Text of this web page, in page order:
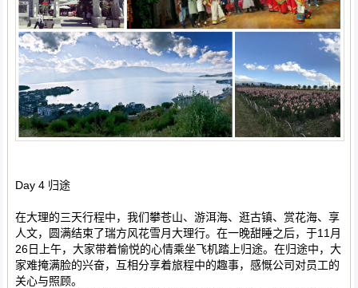
Day 4 归途
在大理的三天行程中，我们攀苍山、游洱海、逛古镇、赏花海、享
人文，圆满结束了瑞方风花雪月大理行。在一晚甜睡之后，于11月
26日上午，大家带着愉悦的心情乘坐飞机踏上归途。在归途中，大
家难掩满脸的兴奋，互相分享着旅程中的趣事，感慨公司对员工的
关心与照顾。